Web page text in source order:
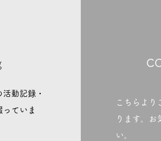
動記録・
ていま
こちらより
ります。お
い。